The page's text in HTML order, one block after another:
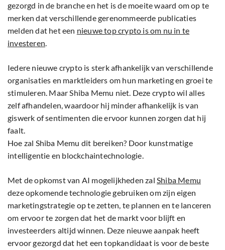
gezorgd in de branche en het is de moeite waard om op te
merken dat verschillende gerenommeerde publicaties
melden dat het een nieuwe top crypto is om nu in te
investeren.
Iedere nieuwe crypto is sterk afhankelijk van verschillende
organisaties en marktleiders om hun marketing en groei te
stimuleren. Maar Shiba Memu niet. Deze crypto wil alles
zelf afhandelen, waardoor hij minder afhankelijk is van
giswerk of sentimenten die ervoor kunnen zorgen dat hij
faalt.
Hoe zal Shiba Memu dit bereiken? Door kunstmatige
intelligentie en blockchaintechnologie.
Met de opkomst van AI mogelijkheden zal Shiba Memu
deze opkomende technologie gebruiken om zijn eigen
marketingstrategie op te zetten, te plannen en te lanceren
om ervoor te zorgen dat het de markt voor blijft en
investeerders altijd winnen. Deze nieuwe aanpak heeft
ervoor gezorgd dat het een topkandidaat is voor de beste